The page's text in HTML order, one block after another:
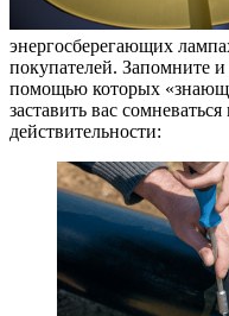
энергосберегающих
покупателей. Запомните
помощью которых
заставить вас
действительности: